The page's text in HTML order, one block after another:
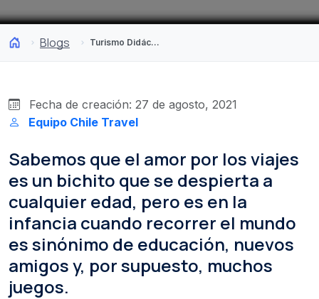
Blogs Turismo Didáctico: Actividades para niños que te harán viajar por Chile
Fecha de creación: 27 de agosto, 2021
Equipo Chile Travel
Sabemos que el amor por los viajes
es un bichito que se despierta a
cualquier edad, pero es en la
infancia cuando recorrer el mundo
es sinónimo de educación, nuevos
amigos y, por supuesto, muchos
juegos.